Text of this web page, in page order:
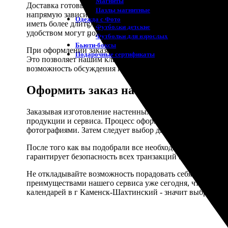
Пазлы магнитные
Одежда с Фото
Футболки детские
Футболки для взрослых
Бьюти-боксы
Подарочные сертификаты
Доставка готовых календарей до г Каменск-
напрямую зависит от выбранного вами способа и веса
иметь более длительные сроки доставки. Курьерская
удобством могут подойти автоматизированные пункты
При оформлении заказа на изготовление календарей в
Это позволяет нашим клиентам заранее планировать
возможность обсуждения индивидуальных условий
Оформить заказ на изготовление
Заказывая изготовление настенных календарей для
продукции и сервиса. Процесс оформления заказа
фотографиями. Затем следует выбор дизайна и
После того как вы подобрали все необходимые
гарантирует безопасность всех транзакций и защиту
Не откладывайте возможность порадовать себя или
преимуществами нашего сервиса уже сегодня, чтобы
календарей в г Каменск-Шахтинский - значит выбрать